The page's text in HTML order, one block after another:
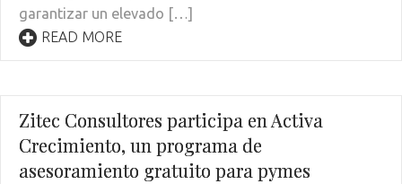
garantizar un elevado […]
READ MORE
Zitec Consultores participa en Activa
Crecimiento, un programa de
asesoramiento gratuito para pymes